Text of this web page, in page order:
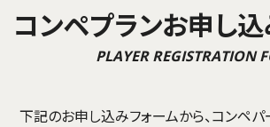
コンペプランお申し
PLAYER REGISTRATION
下記のお申し込みフォームから、コンペパ